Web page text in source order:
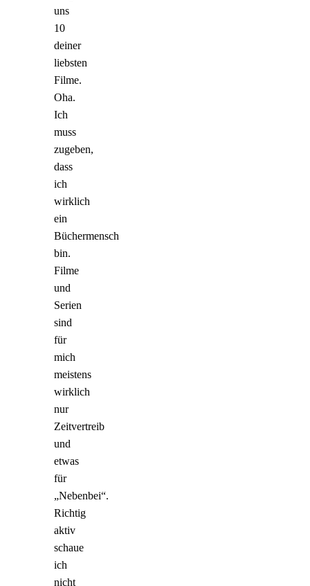
uns
10
deiner
liebsten
Filme.
Oha.
Ich
muss
zugeben,
dass
ich
wirklich
ein
Büchermensch
bin.
Filme
und
Serien
sind
für
mich
meistens
wirklich
nur
Zeitvertreib
und
etwas
für
„Nebenbei“.
Richtig
aktiv
schaue
ich
nicht